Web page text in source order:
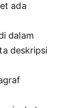
ada
dalam
deskripsi